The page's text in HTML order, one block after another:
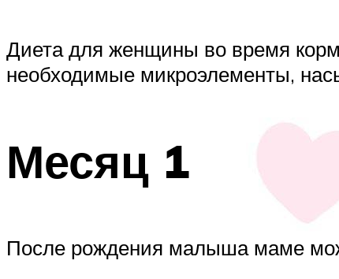
Диета для женщины во время
необходимые микроэлементы,
Месяц 1
После рождения малыша маме